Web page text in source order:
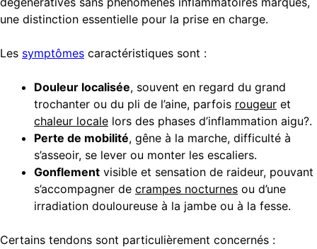
une distinction essentielle pour la prise en charge.
Les symptômes caractéristiques sont :
Douleur localisée, souvent en regard du grand
trochanter ou du pli de l’aine, parfois rougeur et
chaleur locale lors des phases d’inflammation aigu?.
Perte de mobilité, gêne à la marche, difficulté à
s’asseoir, se lever ou monter les escaliers.
Gonflement visible et sensation de raideur, pouvant
s’accompagner de crampes nocturnes ou d’une
irradiation douloureuse à la jambe ou à la fesse.
Certains tendons sont particulièrement concernés :